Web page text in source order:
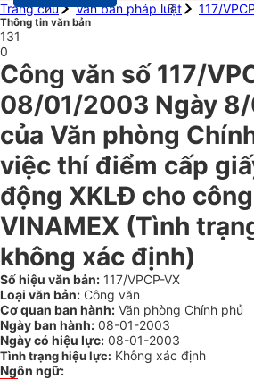
Trang chủ
Văn bản pháp luật 117/
Thông tin văn bản
131
0
Công văn số 117/
08/01/2003 Ngày
của Văn phòng
việc thí điểm cấp
động XKLĐ cho
VINAMEX (Tình
không xác định)
Số hiệu văn bản: 117/VPCP-VX
Loại văn bản: Công văn
Cơ quan ban hành: Văn phòng Chính phủ
Ngày ban hành: 08-01-2003
Ngày có hiệu lực: 08-01-2003
Tình trạng hiệu lực: Không xác định
Ngôn ngữ: